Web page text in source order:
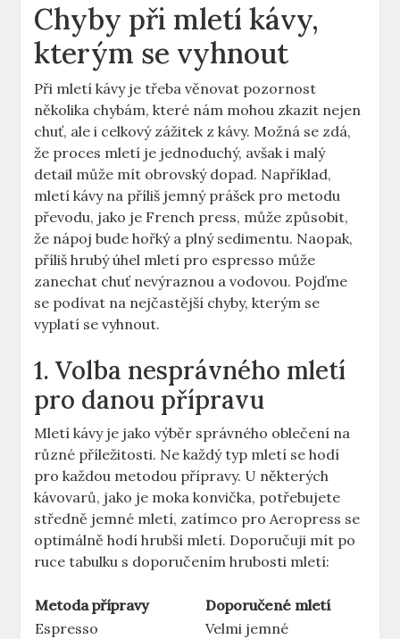
Chyby při mletí kávy,
kterým ‌se vyhnout
Při mletí kávy je⁤ třeba věnovat pozornost
několika chybám, které nám mohou​ zkazit nejen
⁣chuť, ale i⁤ celkový zážitek z kávy. Možná ⁤se zdá,
že proces mletí je jednoduchý, avšak i malý⁤
detail může mít obrovský dopad. Například,
mletí kávy na příliš jemný prášek pro metodu
převodu, jako je French press, může způsobit,
že nápoj bude hořký​ a plný sedimentu. Naopak,
příliš hrubý úhel mletí pro ⁤espresso může
zanechat chuť nevýraznou a vodovou. Pojďme
se podívat na nejčastější chyby, kterým se
vyplatí se vyhnout.
1. Volba nesprávného mletí
pro danou přípravu
Mletí kávy je jako výběr správného oblečení na
různé příležitosti. Ne každý typ mletí se hodí
pro každou metodou přípravy. U některých
kávovarů, jako je moka konvička, ⁤potřebujete
středně jemné mletí, zatímco pro Aeropress se
optimálně hodí hrubší mletí. Doporučuji mít po
ruce tabulku s doporučením‌ hrubosti mletí:
Metoda přípravy
Doporučené mletí
Espresso
Velmi jemné